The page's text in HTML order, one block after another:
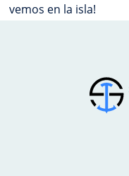
vemos en la isla!